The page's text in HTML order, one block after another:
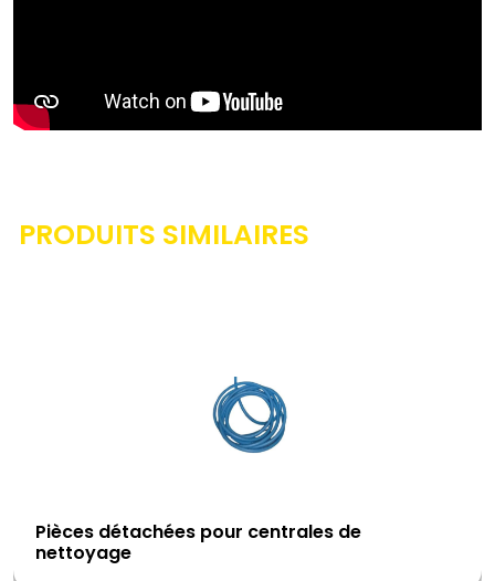
PRODUITS SIMILAIRES
Pièces détachées pour centrales de
nettoyage